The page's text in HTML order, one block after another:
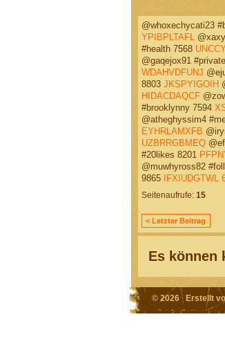
@whoxechycati23
YPIBPLTAFL
#health 7568
@gaqejox91
WDAHVDFUNJ
8803 JKSPYIGOIH
HIDACDAQCF
#brooklynny 7594
@atheghyssim4
EYHRLAMXFB
UZBRRGBMEQ
#20likes 8201
@muwhyross82
9865
IFXIUDGTWL
Seitenaufrufe: 15
< Letzter Beitrag
Es können
© 2026 Erstellt